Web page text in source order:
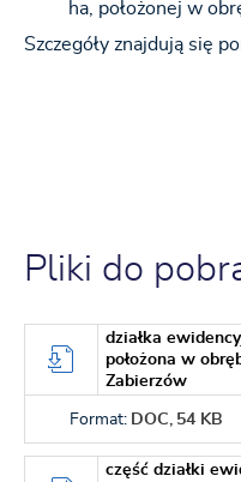
ha, położonej w
Szczegóły znajdują się
Pliki do
działka
położona w
Zabierzów
Format: DOC, 54 KB
część działki